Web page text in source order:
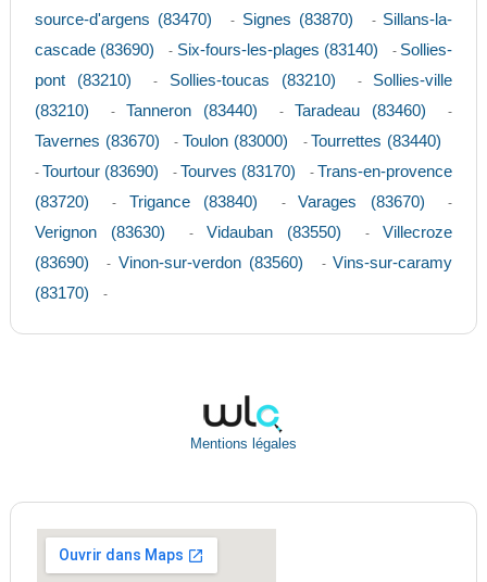
source-d'argens (83470)
- Signes (83870) - Sillans-la-
cascade (83690)
- Six-fours-les-plages (83140) - Sollies-
pont (83210)
- Sollies-toucas (83210) - Sollies-ville
(83210)
- Tanneron (83440) - Taradeau (83460) -
Tavernes (83670) - Toulon (83000) - Tourrettes (83440)
- Tourtour (83690) - Tourves (83170) - Trans-en-provence
(83720)
- Trigance (83840) - Varages (83670) -
Verignon (83630) - Vidauban (83550) - Villecroze
(83690)
- Vinon-sur-verdon (83560) - Vins-sur-caramy
(83170)
-
Mentions légales